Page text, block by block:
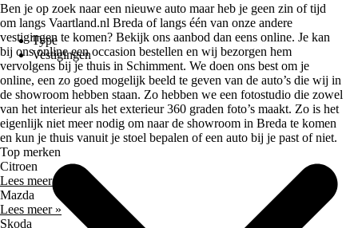
Type
Vestigingen
Ben je op zoek naar een nieuwe auto maar heb je geen zin of tijd
om langs Vaartland.nl Breda of langs één van onze andere
vestigingen te komen? Bekijk ons aanbod dan eens online. Je kan
bij ons online een occasion bestellen en wij bezorgen hem
vervolgens bij je thuis in Schimment. We doen ons best om je
online, een zo goed mogelijk beeld te geven van de auto’s die wij in
de showroom hebben staan. Zo hebben we een fotostudio die zowel
van het interieur als het exterieur 360 graden foto’s maakt. Zo is het
eigenlijk niet meer nodig om naar de showroom in Breda te komen
en kun je thuis vanuit je stoel bepalen of een auto bij je past of niet.
Top merken
Citroen
Lees meer »
Mazda
Lees meer »
Skoda